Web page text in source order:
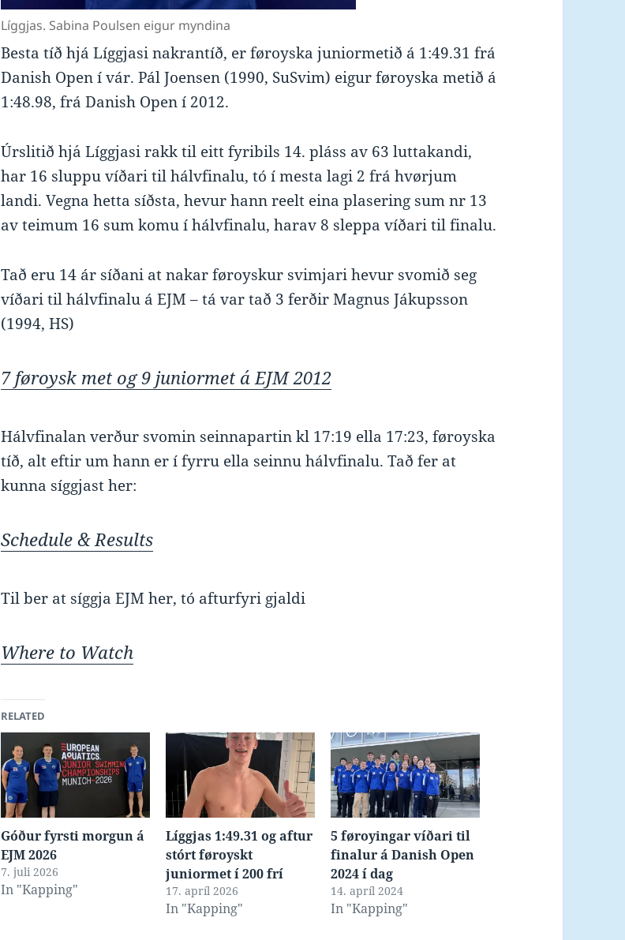
Líggjas. Sabina Poulsen eigur myndina
Besta tíð hjá Líggjasi nakrantíð, er føroyska juniormetið á 1:49.31 frá
Danish Open í vár. Pál Joensen (1990, SuSvim) eigur føroyska metið á
1:48.98, frá Danish Open í 2012.
Úrslitið hj´a Líggjasi rakk til eitt fyribils 14. pláss av 63 luttakandi,
har 16 sluppu víðari til hálvfinalu, tó í mesta lagi 2 frá hvørjum
landi. Vegna hetta síðsta, hevur hann reelt eina plasering sum nr 13
av teimum 16 sum komu í hálvfinalu, harav 8 sleppa víðari til finalu.
Tað eru 14 ár síðani at nakar føroyskur svimjari hevur svomið seg
víðari til hálvfinalu á EJM – tá var tað 3 ferðir Magnus Jákupsson
(1994, HS)
7 føroysk met og 9 juniormet á EJM 2012
Hálvfinalan verður svomin seinnapartin kl 17:19 ella 17:23, føroyska
tíð, alt eftir um hann er í fyrru ella seinnu hálvfinalu. Tað fer at
kunna síggjast her:
Schedule & Results
Til ber at síggja EJM her, tó afturfyri gjaldi
Where to Watch
RELATED
Góður fyrsti morgun á
EJM 2026
7. juli 2026
In "Kapping"
Líggjas 1:49.31 og aftur
stórt føroyskt
juniormet í 200 frí
17. apríl 2026
In "Kapping"
5 føroyingar víðari til
finalur á Danish Open
2024 í dag
14. apríl 2024
In "Kapping"